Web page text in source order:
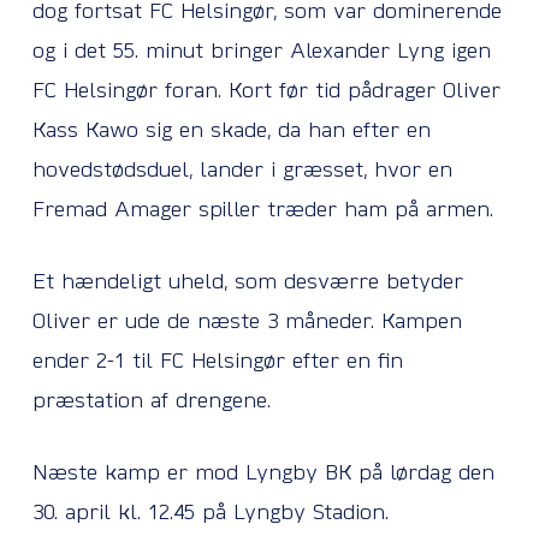
dog fortsat FC Helsingør, som var dominerende
og i det 55. minut bringer Alexander Lyng igen
FC Helsingør foran. Kort før tid pådrager Oliver
Kass Kawo sig en skade, da han efter en
hovedstødsduel, lander i græsset, hvor en
Fremad Amager spiller træder ham på armen.
Et hændeligt uheld, som desværre betyder
Oliver er ude de næste 3 måneder. Kampen
ender 2-1 til FC Helsingør efter en fin
præstation af drengene.
Næste kamp er mod Lyngby BK på lørdag den
30. april kl. 12.45 på Lyngby Stadion.